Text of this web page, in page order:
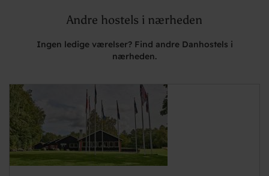
Andre hostels i nærheden
Ingen ledige værelser? Find andre Danhostels i
nærheden.